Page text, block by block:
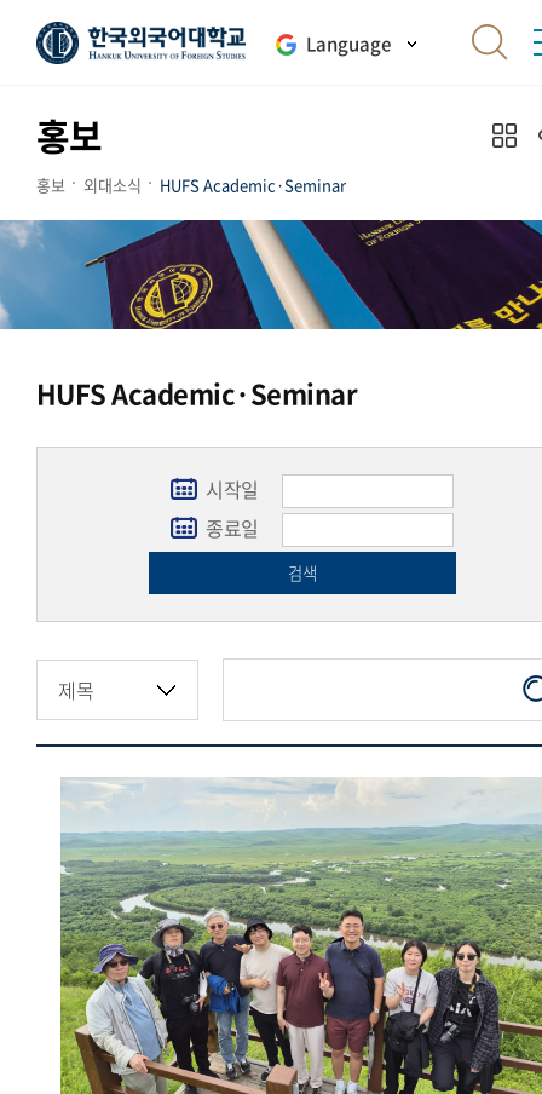
Language
홍보
홍보 외대소식 HUFS Academic·Seminar
HUFS Academic·Seminar
시작일
종료일